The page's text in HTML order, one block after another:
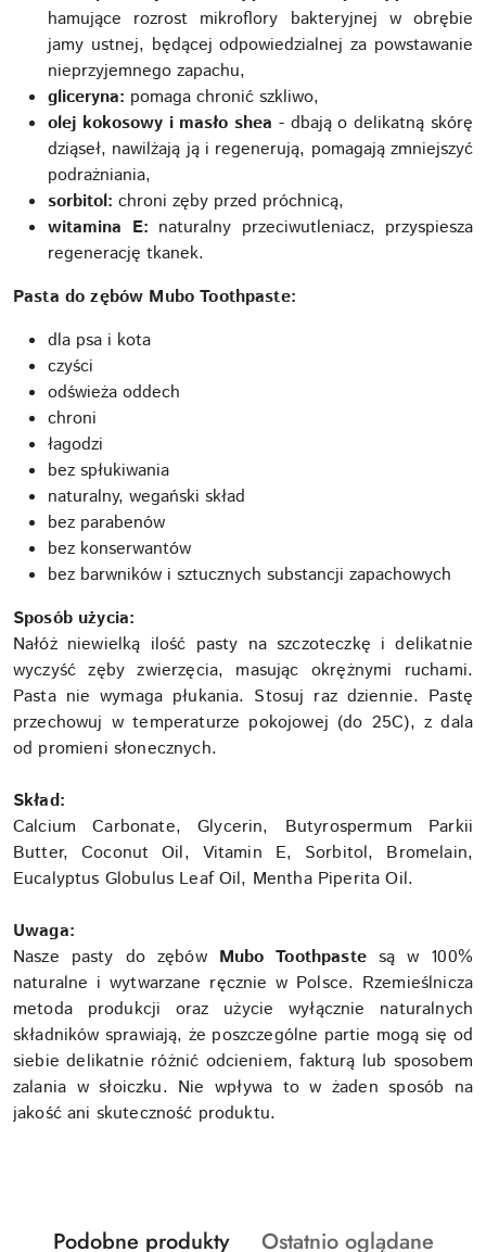
hamujące rozrost mikroflory bakteryjnej w obrębie
jamy ustnej, będącej odpowiedzialnej za powstawanie
nieprzyjemnego zapachu,
gliceryna: pomaga chronić szkliwo,
olej kokosowy i masło shea - dbają o delikatną skórę
dziąseł, nawilżają ją i regenerują, pomagają zmniejszyć
podrażniania,
sorbitol: chroni zęby przed próchnicą,
witamina E: naturalny przeciwutleniacz, przyspiesza
regenerację tkanek.
Pasta do zębów Mubo Toothpaste:
dla psa i kota
czyści
odświeża oddech
chroni
łagodzi
bez spłukiwania
naturalny, wegański skład
bez parabenów
bez konserwantów
bez barwników i sztucznych substancji zapachowych
Sposób użycia:
Nałóż niewielką ilość pasty na szczoteczkę i delikatnie
wyczyść zęby zwierzęcia, masując okrężnymi ruchami.
Pasta nie wymaga płukania. Stosuj raz dziennie. Pastę
przechowuj w temperaturze pokojowej (do 25C), z dala
od promieni słonecznych.
Skład:
Calcium Carbonate, Glycerin, Butyrospermum Parkii
Butter, Coconut Oil, Vitamin E, Sorbitol, Bromelain,
Eucalyptus Globulus Leaf Oil, Mentha Piperita Oil.
Uwaga:
Nasze pasty do zębów Mubo Toothpaste są w 100%
naturalne i wytwarzane ręcznie w Polsce. Rzemieślnicza
metoda produkcji oraz użycie wyłącznie naturalnych
składników sprawiają, że poszczególne partie mogą się od
siebie delikatnie różnić odcieniem, fakturą lub sposobem
zalania w słoiczku. Nie wpływa to w żaden sposób na
jakość ani skuteczność produktu.
Produkty
Podobne produkty
Produkty
Ostatnio oglądane